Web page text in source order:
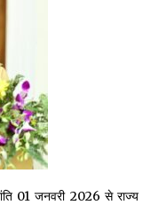
May
01 जनवरी 2026 से राज्य